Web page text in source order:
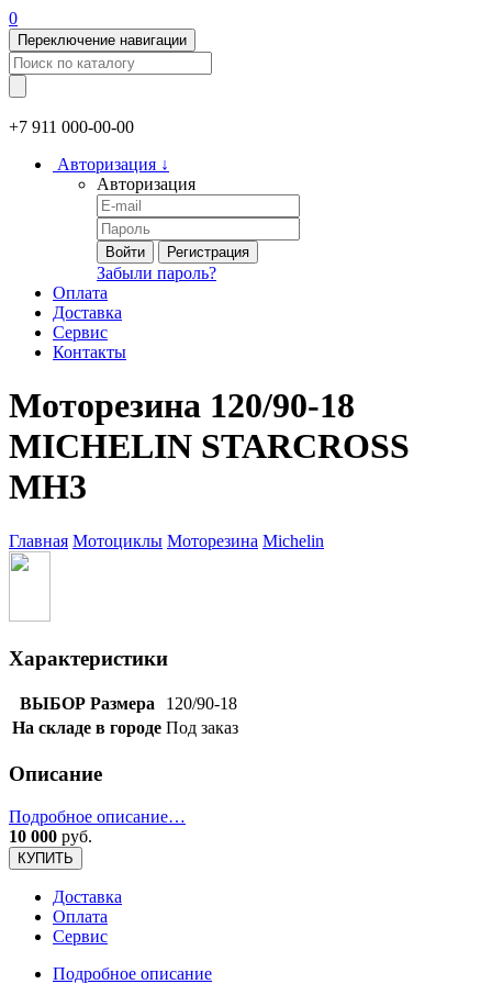
0
Переключение навигации
+7 911 000-00-00
Авторизация ↓
Авторизация
Войти Регистрация
Забыли пароль?
Оплата
Доставка
Сервис
Контакты
Моторезина 120/90-18
MICHELIN STARCROSS
MH3
Главная Мотоциклы Моторезина Michelin
Характеристики
ВЫБОР Размера
120/90-18
На складе в городе Под заказ
Описание
Подробное описание…
10 000 руб.
КУПИТЬ
Доставка
Оплата
Сервис
Подробное описание